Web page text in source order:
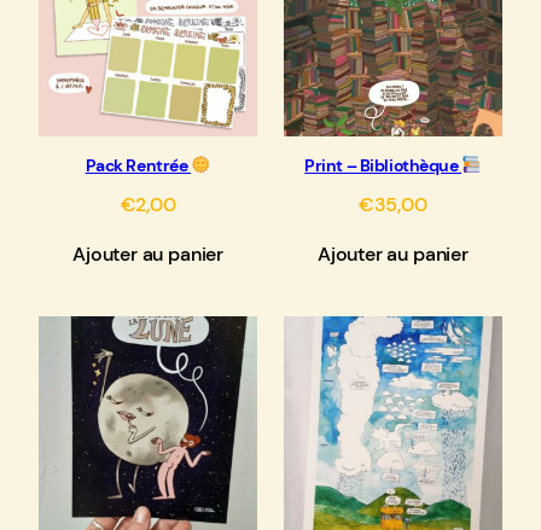
Pack Rentrée
€2,00
Ajouter au panier
Print – Bibliothèque
€35,00
Ajouter au panier